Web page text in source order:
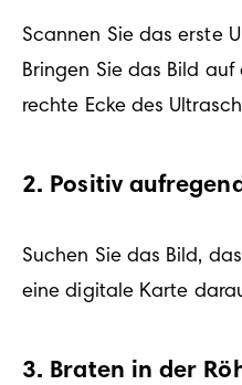
Scannen Sie das erste
Bringen Sie das Bild
rechte Ecke des
2. Positiv
Suchen Sie das Bild,
eine digitale Karte
3. Braten in der